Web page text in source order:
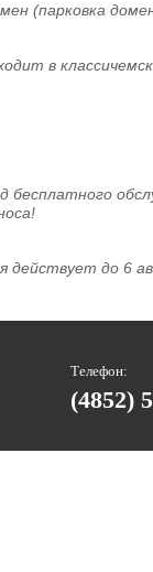
(парковка
в
до 6
Телефон:
(4852)